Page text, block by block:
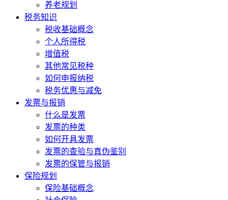
养老规划
税务知识
税收基础概念
个人所得税
增值税
其他常见税种
如何申报纳税
税务优惠与减免
发票与报销
什么是发票
发票的种类
如何开具发票
发票的查验与真伪鉴别
发票的保管与报销
保险规划
保险基础概念